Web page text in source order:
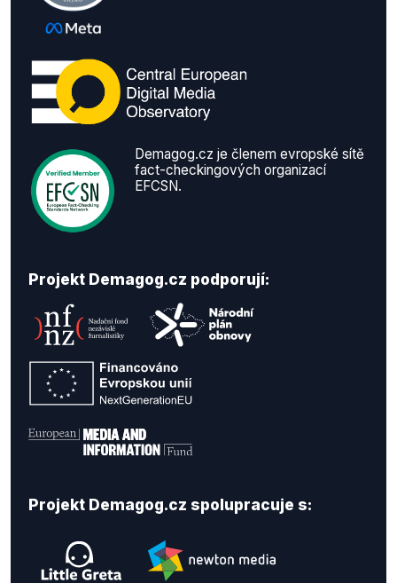
Demagog.cz je členem evropské sítě
fact-checkingových organizací
EFCSN.
Projekt Demagog.cz podporují:
Projekt Demagog.cz spolupracuje s: